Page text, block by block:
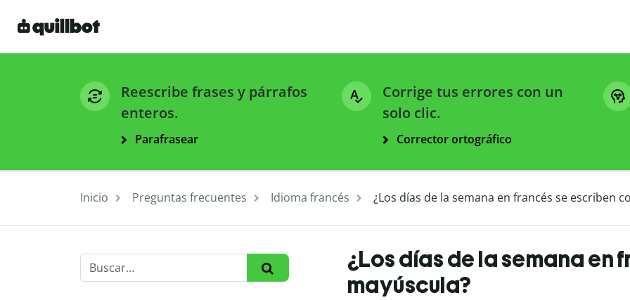
Reescribe frases y párrafos
enteros.
Parafrasear
Corrige tus errores con un
solo clic.
Corrector ortográfico
Inicio Preguntas frecuentes Idioma francés ¿Los días de la semana en francés se escriben
¿Los días de la semana en
mayúscula?